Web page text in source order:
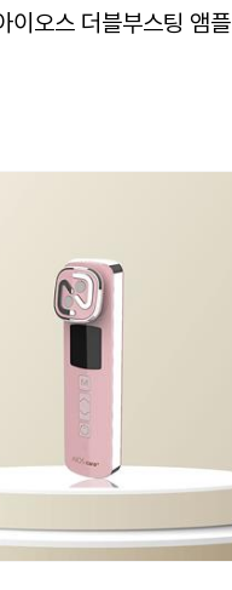
이오스 더블부스팅 앰플